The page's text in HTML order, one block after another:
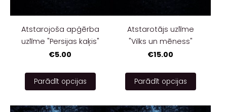
Atstarojoša apģērba
uzlīme "Persijas kaķis"
€5.00
Parādīt opcijas
Atstarotājs uzlīme
"Vilks un mēness"
€15.00
Parādīt opcijas